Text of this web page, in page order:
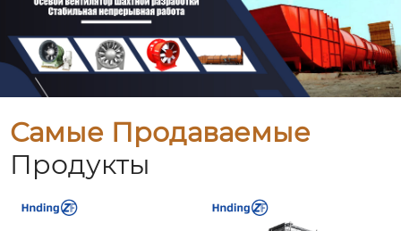
Самые Продаваемые
Продукты